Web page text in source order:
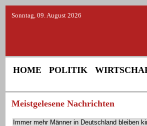
Sonntag, 09. August 2026
HOME POLITIK
Meistgelesene Nachrichten
Immer mehr Männer in Deutschland bleiben